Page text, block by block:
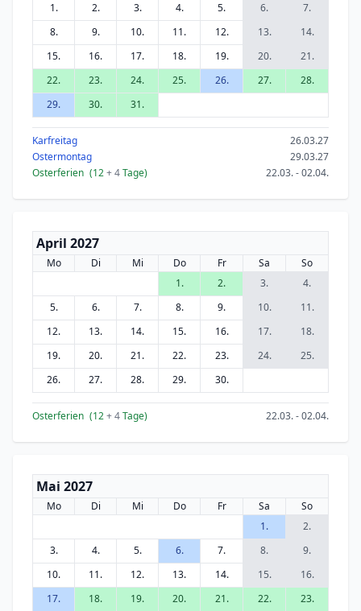
1.
2. 3. 4. 5. 6.
7.
8.
9. 10. 11. 12. 13.
14.
15.
16. 17. 18. 19. 20.
21.
22.
23. 24. 25. 26. 27.
28.
29.
30. 31.
Karfreitag
26.03.27
Ostermontag
29.03.27
Osterferien (12+ 4Tage) 22.03. - 02.04.
April 2027
Mo Di Mi Do Fr Sa
So
1.
2. 3.
4.
5.
6. 7. 8. 9. 10.
11.
12.
13. 14. 15. 16. 17.
18.
19.
20. 21. 22. 23. 24.
25.
26.
27. 28. 29. 30.
Osterferien (12+ 4Tage) 22.03. - 02.04.
Mai 2027
Mo Di Mi Do Fr Sa
So
1.
2.
3.
4. 5. 6. 7. 8.
9.
10.
11. 12. 13. 14. 15.
16.
17.
18. 19. 20. 21. 22. 23.